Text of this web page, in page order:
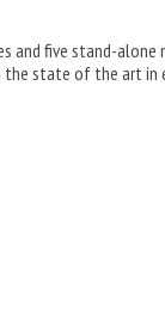
and five stand-alone
the state of the art in